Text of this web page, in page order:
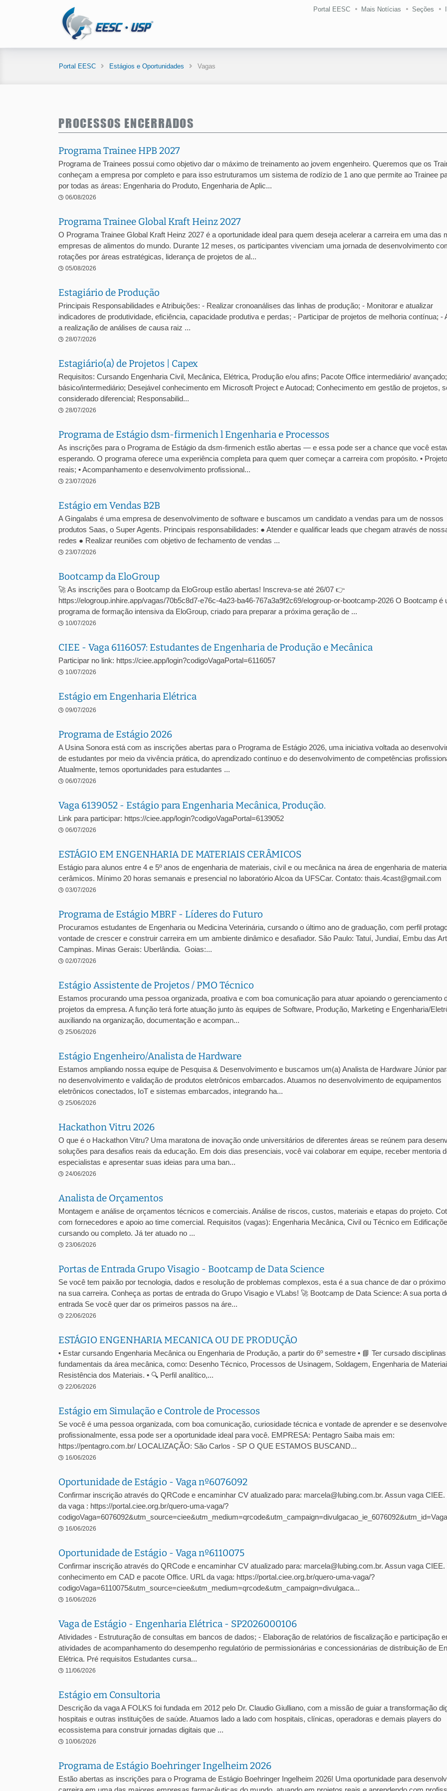
Portal EESC Mais Notícias Seções
Portal EESC Estágios e Oportunidades Vagas
PROCESSOS ENCERRADOS
Programa Trainee HPB 2027
Programa de Trainees possui como objetivo dar o máximo de treinamento ao jovem engenheiro. Queremos que os
conheçam a empresa por completo e para isso estruturamos um sistema de rodízio de 1 ano que permite ao Trainee
por todas as áreas: Engenharia do Produto, Engenharia de Aplic...
06/08/2026
Programa Trainee Global Kraft Heinz 2027
O Programa Trainee Global Kraft Heinz 2027 é a oportunidade ideal para quem deseja acelerar a carreira em uma das
empresas de alimentos do mundo. Durante 12 meses, os participantes vivenciam uma jornada de desenvolvimento
rotações por áreas estratégicas, liderança de projetos de al...
05/08/2026
Estagiário de Produção
Principais Responsabilidades e Atribuições: - Realizar cronoanálises das linhas de produção; - Monitorar e atualizar
indicadores de produtividade, eficiência, capacidade produtiva e perdas; - Participar de projetos de melhoria contínua; -
a realização de análises de causa raiz ...
28/07/2026
Estagiário(a) de Projetos | Capex
Requisitos: Cursando Engenharia Civil, Mecânica, Elétrica, Produção e/ou afins; Pacote Office intermediário/
básico/intermediário; Desejável conhecimento em Microsoft Project e Autocad; Conhecimento em gestão de projetos,
considerado diferencial; Responsabilid...
28/07/2026
Programa de Estágio dsm-firmenich l Engenharia e Processos
As inscrições para o Programa de Estágio da dsm-firmenich estão abertas — e essa pode ser a chance que você
esperando. O programa oferece uma experiência completa para quem quer começar a carreira com propósito. •
reais; • Acompanhamento e desenvolvimento profissional...
23/07/2026
Estágio em Vendas B2B
A Gingalabs é uma empresa de desenvolvimento de software e buscamos um candidato a vendas para um de nossos
produtos Saas, o Super Agents. Principais responsabilidades: ● Atender e qualificar leads que chegam através de
redes ● Realizar reuniões com objetivo de fechamento de vendas ...
23/07/2026
Bootcamp da EloGroup
🚀 As inscrições para o Bootcamp da EloGroup estão abertas! Inscreva-se até 26/07 👉
https://elogroup.inhire.app/vagas/70b5c8d7-e76c-4a23-ba46-767a3a9f2c69/elogroup-or-bootcamp-2026 O Bootcamp é
programa de formação intensiva da EloGroup, criado para preparar a próxima geração de ...
10/07/2026
CIEE - Vaga 6116057: Estudantes de Engenharia de Produção e Mecânica
Participar no link: https://ciee.app/login?codigoVagaPortal=6116057
10/07/2026
Estágio em Engenharia Elétrica
09/07/2026
Programa de Estágio 2026
A Usina Sonora está com as inscrições abertas para o Programa de Estágio 2026, uma iniciativa voltada ao
de estudantes por meio da vivência prática, do aprendizado contínuo e do desenvolvimento de competências
Atualmente, temos oportunidades para estudantes ...
06/07/2026
Vaga 6139052 - Estágio para Engenharia Mecânica, Produção.
Link para participar: https://ciee.app/login?codigoVagaPortal=6139052
06/07/2026
ESTÁGIO EM ENGENHARIA DE MATERIAIS CERÂMICOS
Estágio para alunos entre 4 e 5º anos de engenharia de materiais, civil e ou mecânica na área de engenharia de
cerâmicos. Mínimo 20 horas semanais e presencial no laboratório Alcoa da UFSCar. Contato: thais.4cast@gmail.com
03/07/2026
Programa de Estágio MBRF - Líderes do Futuro
Procuramos estudantes de Engenharia ou Medicina Veterinária, cursando o último ano de graduação, com perfil
vontade de crescer e construir carreira em um ambiente dinâmico e desafiador. São Paulo: Tatuí, Jundiaí, Embu das
Campinas. Minas Gerais: Uberlândia. Goias:...
02/07/2026
Estágio Assistente de Projetos / PMO Técnico
Estamos procurando uma pessoa organizada, proativa e com boa comunicação para atuar apoiando o gerenciamento
projetos da empresa. A função terá forte atuação junto às equipes de Software, Produção, Marketing e Engenharia/
auxiliando na organização, documentação e acompan...
25/06/2026
Estágio Engenheiro/Analista de Hardware
Estamos ampliando nossa equipe de Pesquisa & Desenvolvimento e buscamos um(a) Analista de Hardware Júnior
no desenvolvimento e validação de produtos eletrônicos embarcados. Atuamos no desenvolvimento de equipamentos
eletrônicos conectados, IoT e sistemas embarcados, integrando ha...
25/06/2026
Hackathon Vitru 2026
O que é o Hackathon Vitru? Uma maratona de inovação onde universitários de diferentes áreas se reúnem para
soluções para desafios reais da educação. Em dois dias presenciais, você vai colaborar em equipe, receber mentoria
especialistas e apresentar suas ideias para uma ban...
24/06/2026
Analista de Orçamentos
Montagem e análise de orçamentos técnicos e comerciais. Análise de riscos, custos, materiais e etapas do projeto.
com fornecedores e apoio ao time comercial. Requisitos (vagas): Engenharia Mecânica, Civil ou Técnico em
cursando ou completo. Já ter atuado no ...
23/06/2026
Portas de Entrada Grupo Visagio - Bootcamp de Data Science
Se você tem paixão por tecnologia, dados e resolução de problemas complexos, esta é a sua chance de dar o
na sua carreira. Conheça as portas de entrada do Grupo Visagio e VLabs! 🚀 Bootcamp de Data Science: A sua porta
entrada Se você quer dar os primeiros passos na áre...
22/06/2026
ESTÁGIO ENGENHARIA MECANICA OU DE PRODUÇÃO
• Estar cursando Engenharia Mecânica ou Engenharia de Produção, a partir do 6º semestre • 📘 Ter cursado disciplinas
fundamentais da área mecânica, como: Desenho Técnico, Processos de Usinagem, Soldagem, Engenharia de
Resistência dos Materiais. • 🔍 Perfil analítico,...
22/06/2026
Estágio em Simulação e Controle de Processos
Se você é uma pessoa organizada, com boa comunicação, curiosidade técnica e vontade de aprender e se
profissionalmente, essa pode ser a oportunidade ideal para você. EMPRESA: Pentagro Saiba mais em:
https://pentagro.com.br/ LOCALIZAÇÃO: São Carlos - SP O QUE ESTAMOS BUSCAND...
16/06/2026
Oportunidade de Estágio - Vaga nº6076092
Confirmar inscrição através do QRCode e encaminhar CV atualizado para: marcela@lubing.com.br. Assun vaga CIEE.
da vaga : https://portal.ciee.org.br/quero-uma-vaga/?
16/06/2026
Oportunidade de Estágio - Vaga nº6110075
Confirmar inscrição através do QRCode e encaminhar CV atualizado para: marcela@lubing.com.br. Assun vaga CIEE.
conhecimento em CAD e pacote Office. URL da vaga: https://portal.ciee.org.br/quero-uma-vaga/?
codigoVaga=6110075&utm_source=ciee&utm_medium=qrcode&utm_campaign=divulgaca...
16/06/2026
Vaga de Estágio - Engenharia Elétrica - SP2026000106
Atividades - Estruturação de consultas em bancos de dados; - Elaboração de relatórios de fiscalização e participação
atividades de acompanhamento do desempenho regulatório de permissionárias e concessionárias de distribuição de
Elétrica. Pré requisitos Estudantes cursa...
11/06/2026
Estágio em Consultoria
Descrição da vaga A FOLKS foi fundada em 2012 pelo Dr. Claudio Giulliano, com a missão de guiar a transformação
hospitais e outras instituições de saúde. Atuamos lado a lado com hospitais, clínicas, operadoras e demais players do
ecossistema para construir jornadas digitais que ...
10/06/2026
Programa de Estágio Boehringer Ingelheim 2026
Estão abertas as inscrições para o Programa de Estágio Boehringer Ingelheim 2026! Uma oportunidade para